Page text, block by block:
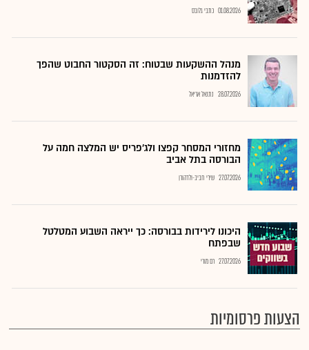
01.08.2026 כתבי גלובס
מנהל ההשקעות שבטוח: זה הסקטור החבוט שהפך
להזדמנות
28.07.2026 נתנאל אריאל
מחזורי המסחר קפצו ולג'פריס יש המלצה חמה על
הבורסה בתל אביב
27.07.2026 שירי חביב-ולדהורן
היכונו לירידות בבורסה: כך ייראה השבוע המטלטל
שבפתח
27.07.2026 רם מורי
הצעות פרסומיות